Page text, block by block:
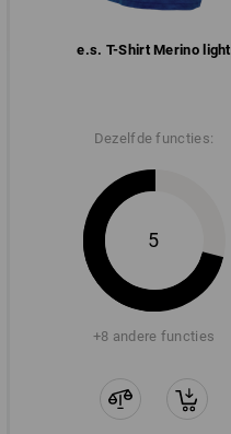
e.s. T-Shirt Merino light
Dezelfde functies:
5
+8 andere functies